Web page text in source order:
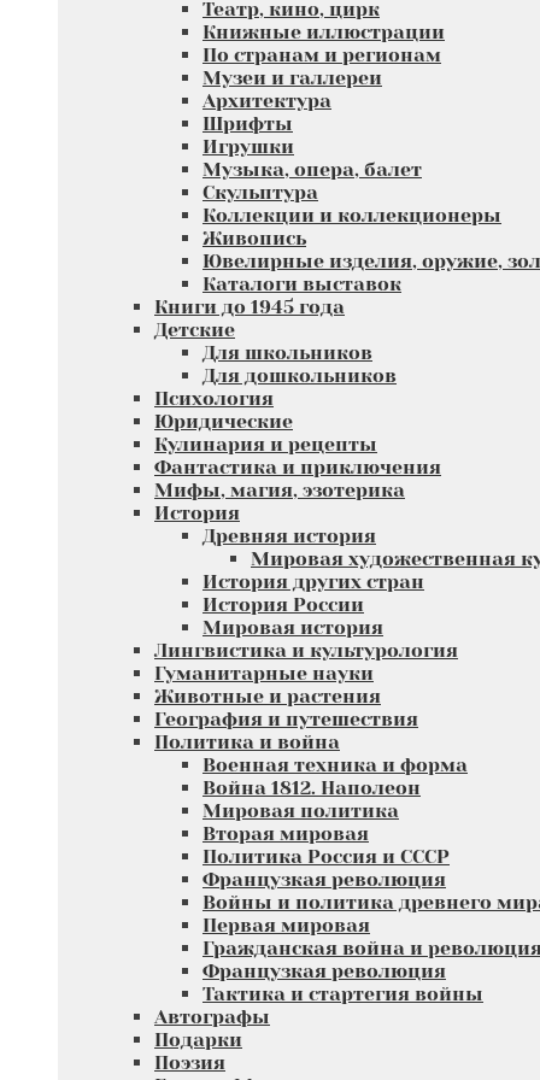
Театр, кино, цирк
Книжные иллюстрации
По странам и регионам
Музеи и галлереи
Архитектура
Шрифты
Игрушки
Музыка, опера, балет
Скульптура
Коллекции и коллекционеры
Живопись
Ювелирные изделия, оружие,
Каталоги выставок
Книги до 1945 года
Детские
Для школьников
Для дошкольников
Психология
Юридические
Кулинария и рецепты
Фантастика и приключения
Мифы, магия, эзотерика
История
Древняя история
Мировая художественная
История других стран
История России
Мировая история
Лингвистика и культурология
Гуманитарные науки
Животные и растения
География и путешествия
Политика и война
Военная техника и форма
Война 1812. Наполеон
Мировая политика
Вторая мировая
Политика Россия и СССР
Французкая революция
Войны и политика древнего
Первая мировая
Гражданская война и
Французкая революция
Тактика и стартегия войны
Автографы
Подарки
Поэзия